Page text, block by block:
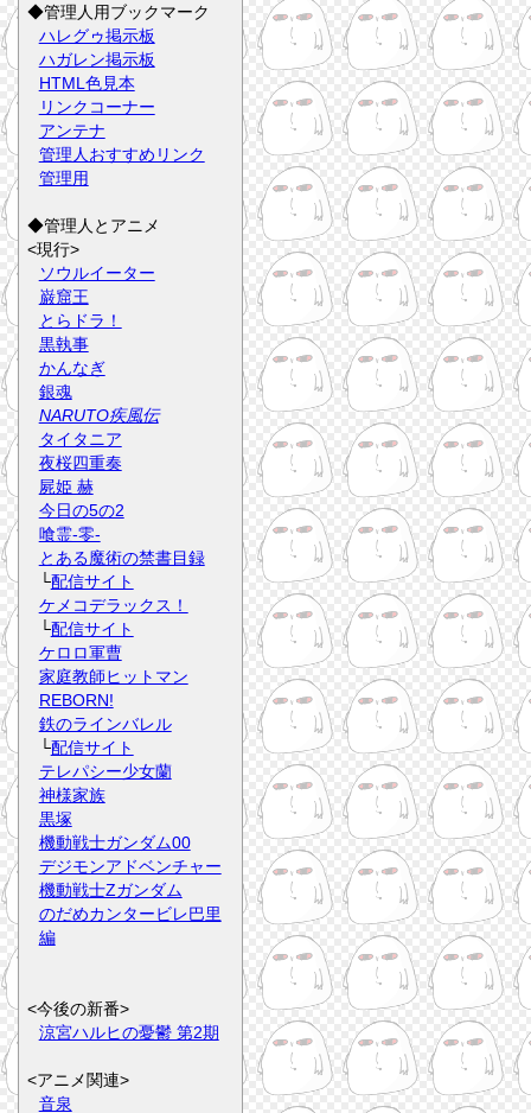
◆管理人用ブックマーク
ハレグゥ掲示板
ハガレン掲示板
HTML色見本
リンクコーナー
アンテナ
管理人おすすめリンク
管理用
◆管理人とアニメ
<現行>
ソウルイーター
巌窟王
とらドラ！
黒執事
かんなぎ
銀魂
NARUTO疾風伝
タイタニア
夜桜四重奏
屍姫 赫
今日の5の2
喰霊-零-
とある魔術の禁書目録
└配信サイト
ケメコデラックス！
└配信サイト
ケロロ軍曹
家庭教師ヒットマン
REBORN!
鉄のラインバレル
└配信サイト
テレパシー少女蘭
神様家族
黒塚
機動戦士ガンダム00
デジモンアドベンチャー
機動戦士Zガンダム
のだめカンタービレ巴里
編
<今後の新番>
涼宮ハルヒの憂鬱 第2期
<アニメ関連>
音泉